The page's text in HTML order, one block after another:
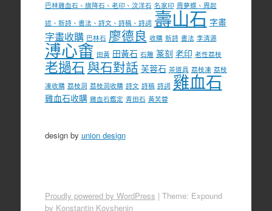
巴林雞血石、旗降石、老印、汶洋石 名家印 周夢蝶、周起
述、新詩、書法、詩文、詩稿、詩詞 壽山石 字畫
字畫收購 巴林石 廖德良 收購 新詩 書法 李清源
溥心畬 田黃 田黃石 石雕 篆刻 老印 老性荔枝
老撾石 與石對話 芙蓉石 茶道具 荔枝凍 荔枝
凍收購 荔枝洞 荔枝洞收購 詩文 詩稿 詩詞 雞血石
雞血石收購 雞血石鑑定 青田石 黃芙蓉
design by union design
Proudly powered by WordPress | Theme: Expound
by Konstantin Kovshenin